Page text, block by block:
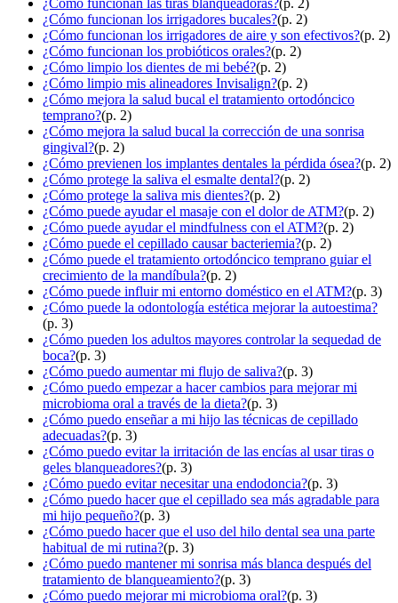
¿Cómo funcionan las tiras blanqueadoras?(p. 2)
¿Cómo funcionan los irrigadores bucales?(p. 2)
¿Cómo funcionan los irrigadores de aire y son efectivos?(p. 2)
¿Cómo funcionan los probióticos orales?(p. 2)
¿Cómo limpio los dientes de mi bebé?(p. 2)
¿Cómo limpio mis alineadores Invisalign?(p. 2)
¿Cómo mejora la salud bucal el tratamiento ortodóncico
temprano?(p. 2)
¿Cómo mejora la salud bucal la corrección de una sonrisa
gingival?(p. 2)
¿Cómo previenen los implantes dentales la pérdida ósea?(p. 2)
¿Cómo protege la saliva el esmalte dental?(p. 2)
¿Cómo protege la saliva mis dientes?(p. 2)
¿Cómo puede ayudar el masaje con el dolor de ATM?(p. 2)
¿Cómo puede ayudar el mindfulness con el ATM?(p. 2)
¿Cómo puede el cepillado causar bacteriemia?(p. 2)
¿Cómo puede el tratamiento ortodóncico temprano guiar el
crecimiento de la mandíbula?(p. 2)
¿Cómo puede influir mi entorno doméstico en el ATM?(p. 3)
¿Cómo puede la odontología estética mejorar la autoestima?
(p. 3)
¿Cómo pueden los adultos mayores controlar la sequedad de
boca?(p. 3)
¿Cómo puedo aumentar mi flujo de saliva?(p. 3)
¿Cómo puedo empezar a hacer cambios para mejorar mi
microbioma oral a través de la dieta?(p. 3)
¿Cómo puedo enseñar a mi hijo las técnicas de cepillado
adecuadas?(p. 3)
¿Cómo puedo evitar la irritación de las encías al usar tiras o
geles blanqueadores?(p. 3)
¿Cómo puedo evitar necesitar una endodoncia?(p. 3)
¿Cómo puedo hacer que el cepillado sea más agradable para
mi hijo pequeño?(p. 3)
¿Cómo puedo hacer que el uso del hilo dental sea una parte
habitual de mi rutina?(p. 3)
¿Cómo puedo mantener mi sonrisa más blanca después del
tratamiento de blanqueamiento?(p. 3)
¿Cómo puedo mejorar mi microbioma oral?(p. 3)